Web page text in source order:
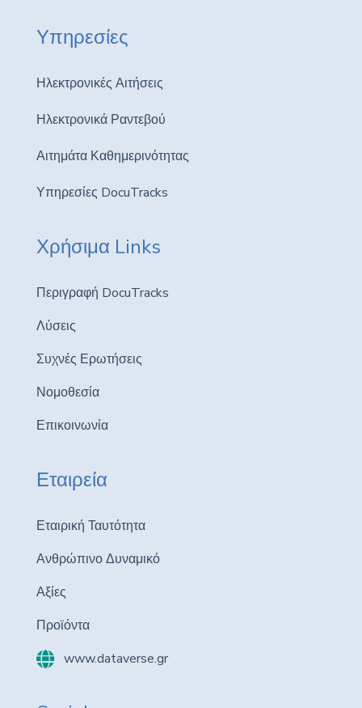
Υπηρεσίες
Ηλεκτρονικές Αιτήσεις
Ηλεκτρονικά Ραντεβού
Αιτημάτα Καθημερινότητας
Υπηρεσίες DocuTracks
Χρήσιμα Links
Περιγραφή DocuTracks
Λύσεις
Συχνές Ερωτήσεις
Νομοθεσία
Επικοινωνία
Εταιρεία
Εταιρική Ταυτότητα
Ανθρώπινο Δυναμικό
Αξίες
Προϊόντα
www.dataverse.gr